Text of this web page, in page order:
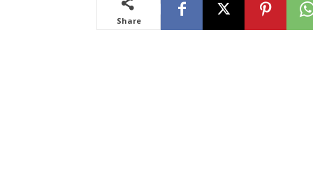
Share